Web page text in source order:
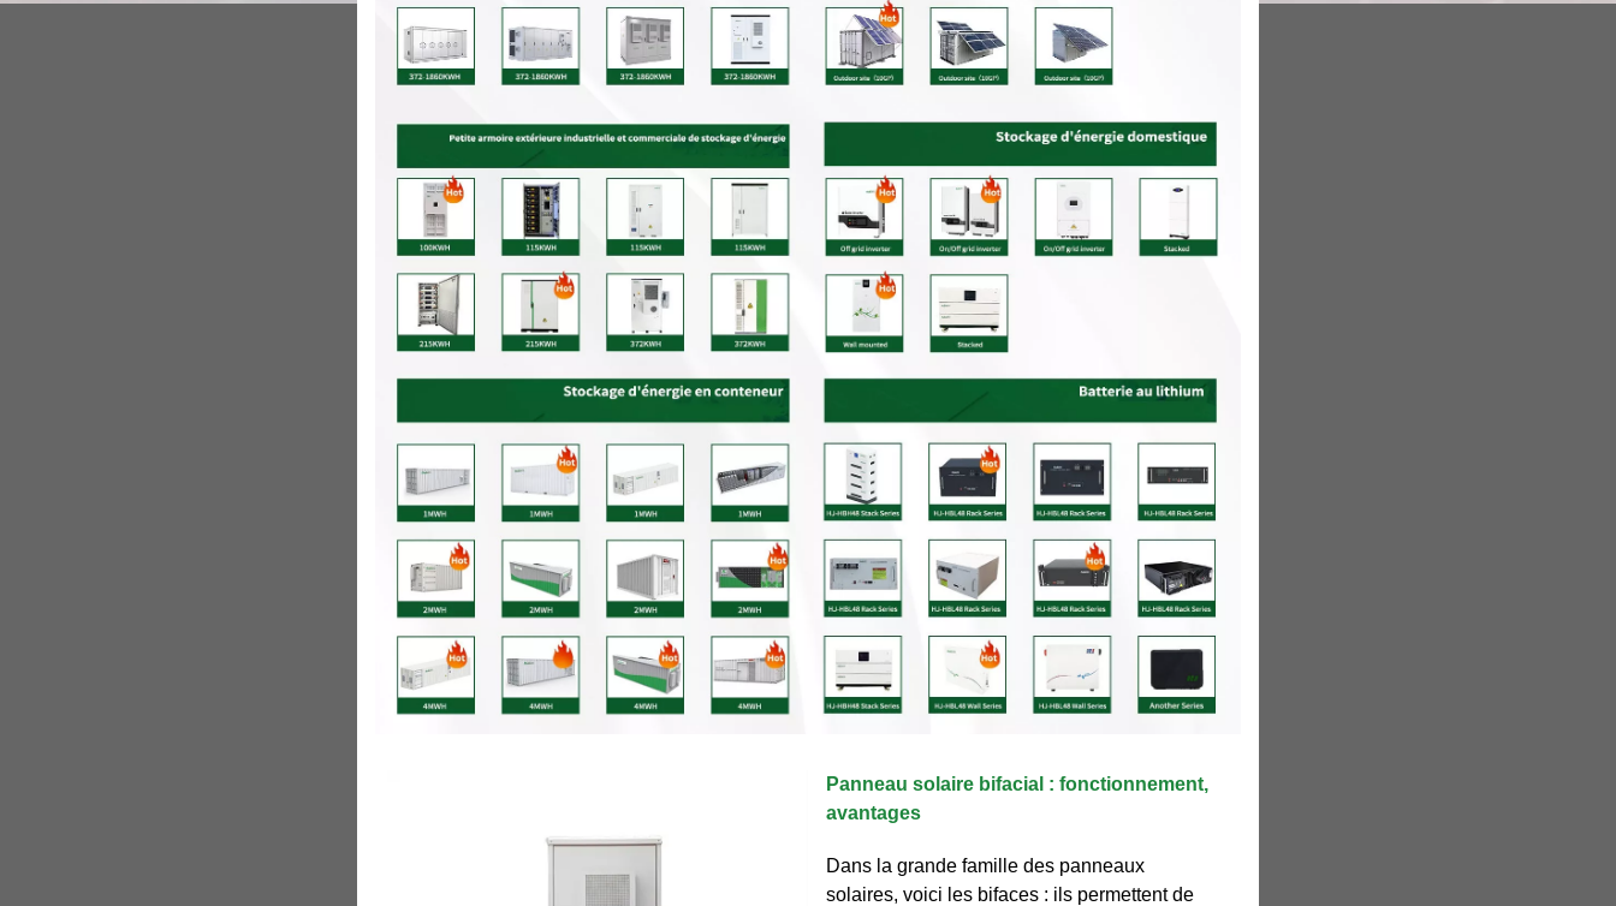
Panneau solaire bifacial : fonctionnement,
avantages
Dans la grande famille des panneaux
solaires, voici les bifaces : ils permettent de